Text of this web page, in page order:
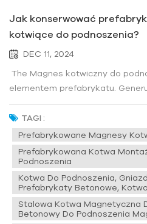
Jak konserwować
kotwiące do podnoszenia?
DEC 11, 2024
The Magnes kotwiczny do
elementem prefabrykatu.
zasadzie indukcji
adsorpcji pola magnetycznego
przenoszenia obiektów
zagwarantować
TAGI :
Prefabrykowane Magnesy
Prefabrykowana Kotwa
Podnoszenia
Kotwa Do Podnoszenia,
Prefabrykaty Betonowe,
Stalowa Kotwa Magnetyczna
Betonowy Do Podnoszenia